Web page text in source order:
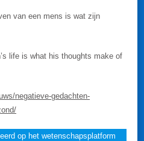
van een mens is wat zijn
life is what his thoughts make of
negatieve-gedachten-
op het wetenschapsplatform